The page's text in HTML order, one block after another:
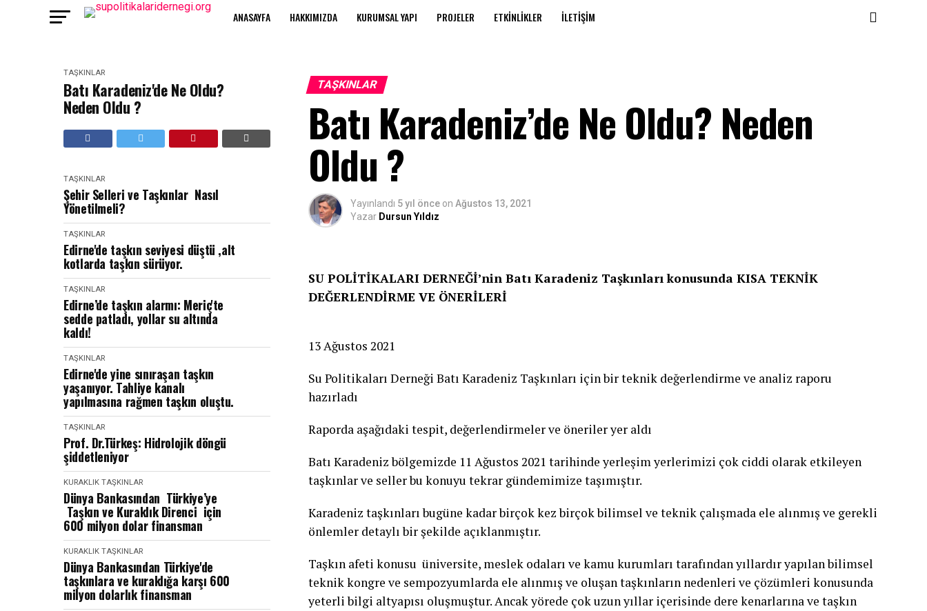
ANASAYFA HAKKIMIZDA KURUMSAL YAPI PROJELER ETKINLIKLER İLETIŞIM
TAŞKINLAR
Batı Karadeniz'de Ne Oldu?
Neden Oldu ?
TAŞKINLAR
Şehir Selleri ve Taşkınlar Nasıl
Yönetilmeli?
TAŞKINLAR
Edirne'de taşkın seviyesi düştü ,alt
kotlarda taşkın sürüyor.
TAŞKINLAR
Edirne’de taşkın alarmı: Meriç'te
sedde patladı, yollar su altında
kaldı!
TAŞKINLAR
Edirne'de yine sınıraşan taşkın
yaşanıyor. Tahliye kanalı
yapılmasına rağmen taşkın oluştu.
TAŞKINLAR
Prof. Dr.Türkeş: Hidrolojik döngü
şiddetleniyor
KURAKLIK TAŞKINLAR
Dünya Bankasından Türkiye’ye
Taşkın ve Kuraklık Direnci için
600 milyon dolar finansman
KURAKLIK TAŞKINLAR
Dünya Bankasından Türkiye'de
taşkınlara ve kuraklığa karşı 600
milyon dolarlık finansman
TAŞKINLAR
Batı Karadeniz’de Ne Oldu? Neden
Oldu ?
Yayınlandı 5 yıl önce on Ağustos 13, 2021
Yazar Dursun Yıldız
SU POLİTİKALARI DERNEĞİ’nin Batı Karadeniz Taşkınları konusunda KISA TEKNİK
DEĞERLENDİRME VE ÖNERİLERİ
13 Ağustos 2021
Su Politikaları Derneği Batı Karadeniz Taşkınları için bir teknik değerlendirme ve analiz raporu
hazırladı
Raporda aşağıdaki tespit, değerlendirmeler ve öneriler yer aldı
Batı Karadeniz bölgemizde 11 Ağustos 2021 tarihinde yerleşim yerlerimizi çok ciddi olarak etkileyen
taşkınlar ve seller bu konuyu tekrar gündemimize taşımıştır.
Karadeniz taşkınları bugüne kadar birçok kez birçok bilimsel ve teknik çalışmada ele alınmış ve gerekli
önlemler detaylı bir şekilde açıklanmıştır.
Taşkın afeti konusu üniversite, meslek odaları ve kamu kurumları tarafından yıllardır yapılan bilimsel
teknik kongre ve sempozyumlarda ele alınmış ve oluşan taşkınların nedenleri ve çözümleri konusunda
yeterli bilgi altyapısı oluşmuştur. Ancak yörede çok uzun yıllar içerisinde dere kenarlarına ve taşkın